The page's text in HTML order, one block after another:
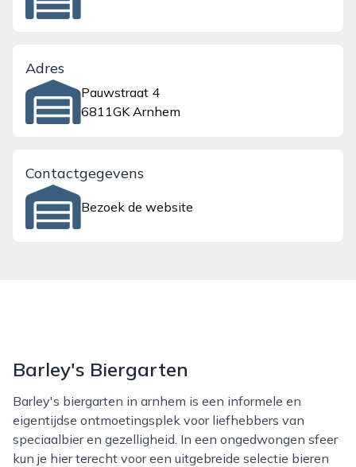
Adres
Pauwstraat 4
6811GK Arnhem
Contactgegevens
Bezoek de website
Barley's Biergarten
Barley's biergarten in arnhem is een informele en
eigentijdse ontmoetingsplek voor liefhebbers van
speciaalbier en gezelligheid. In een ongedwongen sfeer
kun je hier terecht voor een uitgebreide selectie bieren